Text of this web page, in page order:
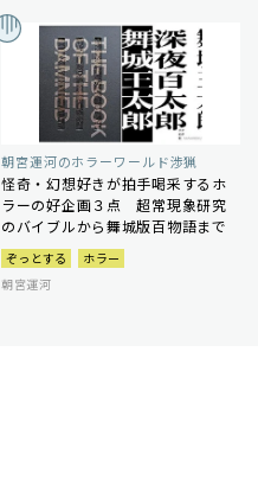
朝宮運河のホラーワールド渉猟
怪奇・幻想好きが拍手喝采するホ
ラーの好企画３点 超常現象研究
のバイブルから舞城版百物語まで
ぞっとする
ホラー
朝宮運河